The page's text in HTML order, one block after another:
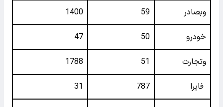
وبصادر 59
1400
خودرو 50
47
وتجارت 51
1788
فایرا 787
31